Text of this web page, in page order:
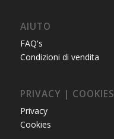
AIUTO
FAQ's
Condizioni di vendita
PRIVACY | COOKIES
Privacy
Cookies